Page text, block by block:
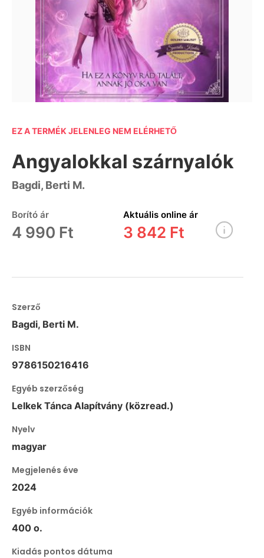
EZ A TERMÉK JELENLEG NEM ELÉRHETŐ
Angyalokkal szárnyalók
Bagdi, Berti M.
Borító ár
4 990 Ft
Aktuális online ár
3 842 Ft
Szerző
Bagdi, Berti M.
ISBN
9786150216416
Egyéb szerzőség
Lelkek Tánca Alapítvány (közread.)
Nyelv
magyar
Megjelenés éve
2024
Egyéb információk
400 o.
Kiadás pontos dátuma